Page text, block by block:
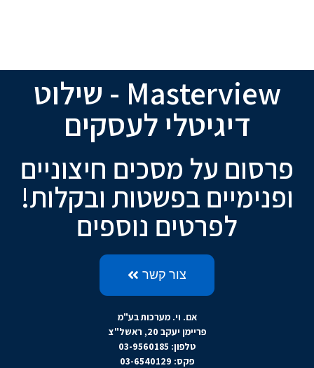
Masterview - שילוט
דיגיטלי לעסקים
פרסום על מסכים חיצוניים
ופנימיים בפשטות ובקלות!
לפרטים נוספים
צור קשר
אם. וי. מערכות בע"מ
פריימן יעקב 20, ראשל"צ
טלפון: 03-9560185
פקס: 03-6540129